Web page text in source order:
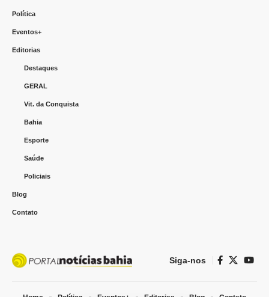
Política
Eventos+
Editorias
Destaques
GERAL
Vit. da Conquista
Bahia
Esporte
Saúde
Policiais
Blog
Contato
Siga-nos